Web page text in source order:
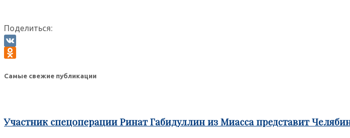
Поделиться:
VK
Самые свежие публикации
Участник спецоперации Ринат Габидуллин из Миасса представит